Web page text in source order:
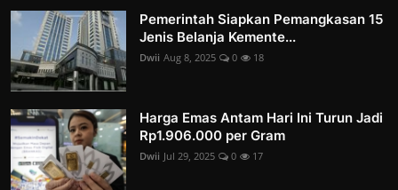
Pemerintah Siapkan Pemangkasan 15
Jenis Belanja Kemente...
Dwii Aug 8, 2025 0 18
Harga Emas Antam Hari Ini Turun Jadi
Rp1.906.000 per Gram
Dwii Jul 29, 2025 0 17